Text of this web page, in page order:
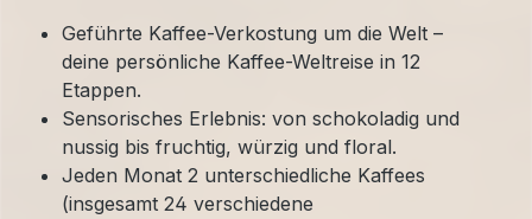
Geführte Kaffee-Verkostung um die Welt –
deine persönliche Kaffee-Weltreise in 12
Etappen.
Sensorisches Erlebnis: von schokoladig und
nussig bis fruchtig, würzig und floral.
Jeden Monat 2 unterschiedliche Kaffees
(insgesamt 24 verschiedene